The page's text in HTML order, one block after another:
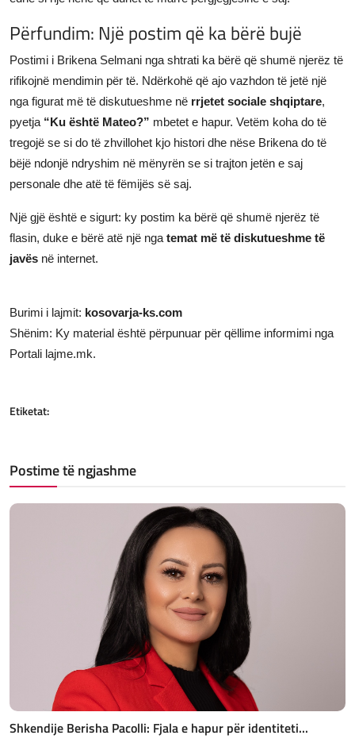
Përfundim: Një postim që ka bërë bujë
Postimi i Brikena Selmani nga shtrati ka bërë që shumë njerëz të
rifikojnë mendimin për të. Ndërkohë që ajo vazhdon të jetë një
nga figurat më të diskutueshme në rrjetet sociale shqiptare,
pyetja “Ku është Mateo?” mbetet e hapur. Vetëm koha do të
tregojë se si do të zhvillohet kjo histori dhe nëse Brikena do të
bëjë ndonjë ndryshim në mënyrën se si trajton jetën e saj
personale dhe atë të fëmijës së saj.
Një gjë është e sigurt: ky postim ka bërë që shumë njerëz të
flasin, duke e bërë atë një nga temat më të diskutueshme të
javës në internet.
Burimi i lajmit: kosovarja-ks.com
Shënim: Ky material është përpunuar për qëllime informimi nga
Portali lajme.mk.
Etiketat:
Postime të ngjashme
Shkendije Berisha Pacolli: Fjala e hapur për identiteti...